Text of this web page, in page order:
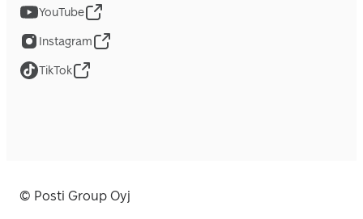
YouTube
Instagram
TikTok
© Posti Group Oyj